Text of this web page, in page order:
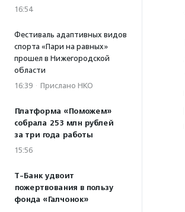
16:54
Фестиваль адаптивных видов
спорта «Пари на равных»
прошел в Нижегородской
области
16:39 · Прислано НКО
Платформа «Поможем»
собрала 253 млн рублей
за три года работы
15:56
Т-Банк удвоит
пожертвования в пользу
фонда «Галчонок»